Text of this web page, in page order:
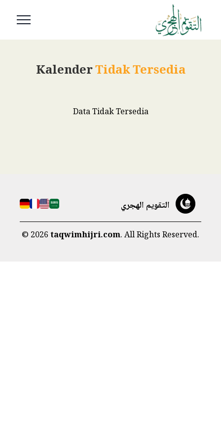
KalenderTidak Tersedia
Data Tidak Tersedia
التقويم الهجري
© 2026taqwimhijri.com. All Rights Reserved.